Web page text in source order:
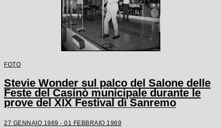
FOTO
Stevie Wonder sul palco del Salone delle
Feste del Casinò municipale durante le
prove del XIX Festival di Sanremo
27 GENNAIO 1969 - 01 FEBBRAIO 1969